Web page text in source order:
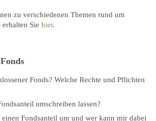
zu verschiedenen Themen rund um
erhalten Sie hier.
Fonds? Welche Rechte und Pflichten
umschreiben lassen?
Fondsanteil um und wer kann mir dabei